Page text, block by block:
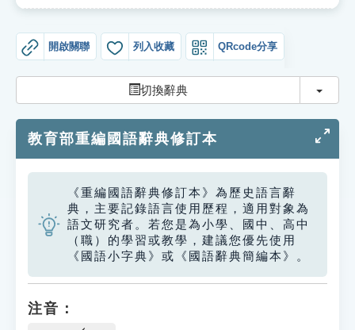
遊戲專區
教學應用
貓頭鷹博士
開啟關聯 列入收藏 QRcode分享
切換辭典 切換
教育部重編國語辭典修訂本
《重編國語辭典修訂本》為歷史語言辭
典，主要記錄語言使用歷程，適用對象為
語文研究者。若您是為小學、國中、高中
（職）的學習或教學，建議您優先使用
《國語小字典》或《國語辭典簡編本》。
注音：